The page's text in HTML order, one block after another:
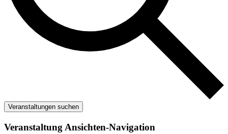
Veranstaltungen suchen
Veranstaltung Ansichten-Navigation